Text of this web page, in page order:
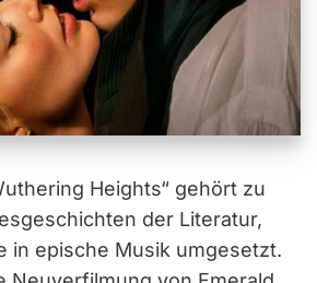
Heights“ gehört zu
der Literatur,
in epische Musik umgesetzt.